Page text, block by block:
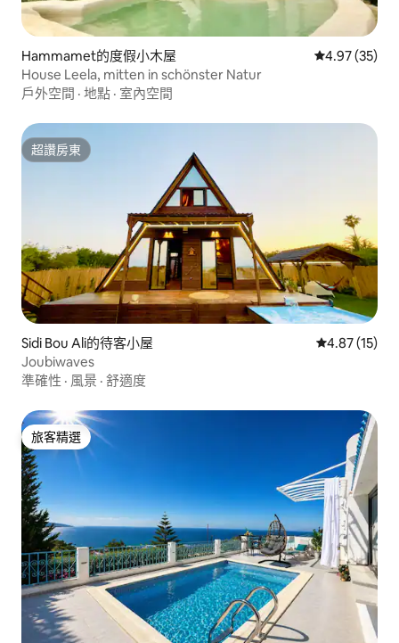
Hammamet的度假小木屋 從 35 則評價
4.97 (35)
House Leela, mitten in schönster Natur
戶外空間 · 地點 · 室內空間
超讚房東
超讚房東
Sidi Bou Ali的待客小屋 從 15 則評價
4.87 (15)
Joubiwaves
準確性 · 風景 · 舒適度
旅客精選
旅客精選